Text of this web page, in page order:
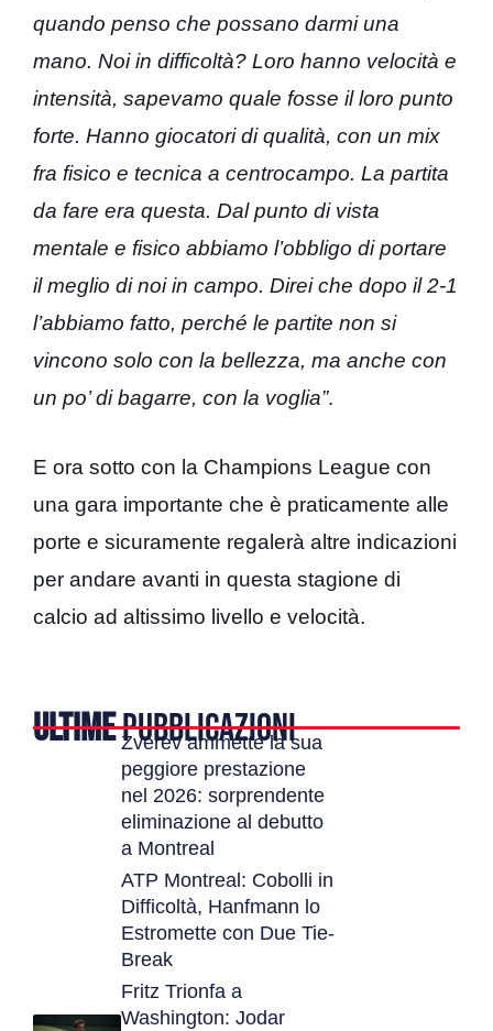
quando penso che possano darmi una
mano. Noi in difficoltà? Loro hanno velocità e
intensità, sapevamo quale fosse il loro punto
forte. Hanno giocatori di qualità, con un mix
fra fisico e tecnica a centrocampo. La partita
da fare era questa. Dal punto di vista
mentale e fisico abbiamo l’obbligo di portare
il meglio di noi in campo. Direi che dopo il 2-1
l’abbiamo fatto, perché le partite non si
vincono solo con la bellezza, ma anche con
un po’ di bagarre, con la voglia”.
E ora sotto con la Champions League con
una gara importante che è praticamente alle
porte e sicuramente regalerà altre indicazioni
per andare avanti in questa stagione di
calcio ad altissimo livello e velocità.
ULTIMEPUBBLICAZIONI
Zverev ammette la sua
peggiore prestazione
nel 2026: sorprendente
eliminazione al debutto
a Montreal
ATP Montreal: Cobolli in
Difficoltà, Hanfmann lo
Estromette con Due Tie-
Break
Fritz Trionfa a
Washington: Jodar